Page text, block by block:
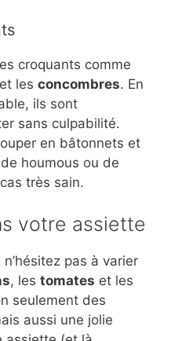
croquants comme
et les concombres. En
ils sont
sans culpabilité.
en bâtonnets et
houmous ou de
très sain.
votre assiette
pas à varier
, les tomates et les
seulement des
aussi une jolie